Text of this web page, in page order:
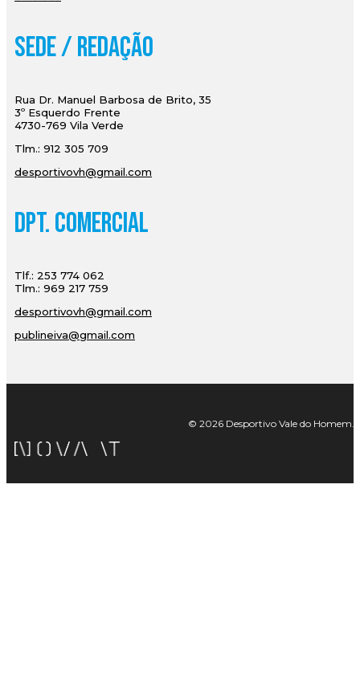
Sede / Redação
Rua Dr. Manuel Barbosa de Brito, 35
3º Esquerdo Frente
4730-769 Vila Verde
Tlm.: 912 305 709
desportivovh@gmail.com
Dpt. Comercial
Tlf.: 253 774 062
Tlm.: 969 217 759
desportivovh@gmail.com
publineiva@gmail.com
© 2026 Desportivo Vale do Homem.